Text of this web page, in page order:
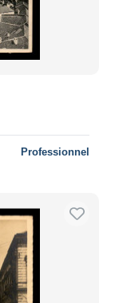
Professionnel